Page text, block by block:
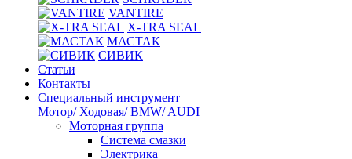
VANTIRE
X-TRA SEAL
МАСТАК
СИВИК
Статьи
Контакты
Специальный инструмент
Мотор/ Ходовая/ BMW/ AUDI
Моторная группа
Система смазки
Электрика